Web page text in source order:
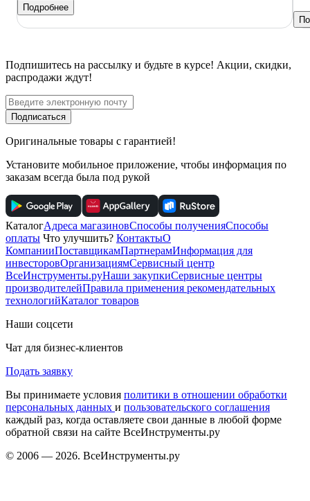
Подробнее
Подпишитесь на рассылку и будьте в курсе! Акции, скидки,
распродажи ждут!
Подписаться
Оригинальные товары с гарантией!
Установите мобильное приложение, чтобы информация по
заказам всегда была под рукой
КаталогАдреса магазиновСпособы полученияСпособы
оплаты Что улучшить? КонтактыО
КомпанииПоставщикамПартнерамИнформация для
инвесторовОрганизациямСервисный центр
ВсеИнструменты.руНаши закупкиСервисные центры
производителейПравила применения рекомендательных
технологийКаталог товаров
Наши соцсети
Чат для бизнес-клиентов
Подать заявку
Вы принимаете условия политики в отношении обработки
персональных данных и пользовательского соглашения
каждый раз, когда оставляете свои данные в любой форме
обратной связи на сайте ВсеИнструменты.ру
© 2006 — 2026. ВсеИнструменты.ру